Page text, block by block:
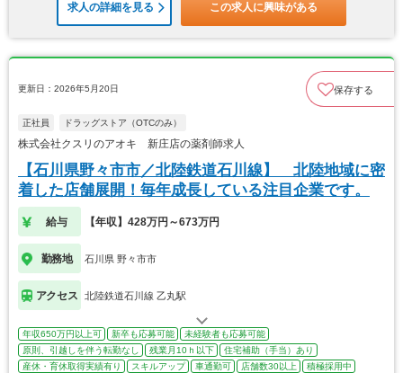
求人の詳細を見る この求人に興味がある
更新日：2026年5月20日 保存する
正社員 ドラッグストア（OTCのみ）
株式会社クスリのアオキ 新庄店の薬剤師求人
【石川県野々市市／北陸鉄道石川線】 北陸地域に密
着した店舗展開！毎年成長している注目企業です。
給与 【年収】428万円～673万円
勤務地 石川県 野々市市
アクセス 北陸鉄道石川線 乙丸駅
年収650万円以上可 新卒も応募可能
未経験者も応募可能
原則、引越しを伴う転勤なし
残業月10ｈ以下
住宅補助（手当）あり
産休・育休取得実績有り
スキルアップ 車通勤可 店舗数30以上
積極採用中